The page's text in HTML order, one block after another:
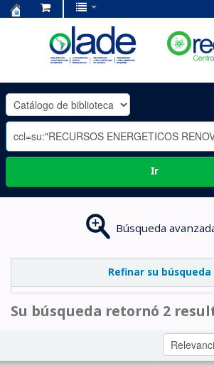
OLADE
-
Ir
Búsqueda
Refinar su búsqueda
Su búsqueda retornó 2